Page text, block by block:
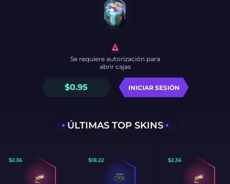
$0.95 INICIAR SESIÓN
Se requiere autorización para
abrir cajas
ÚLTIMAS TOP SKINS
$2.36 $18.22 $2.36